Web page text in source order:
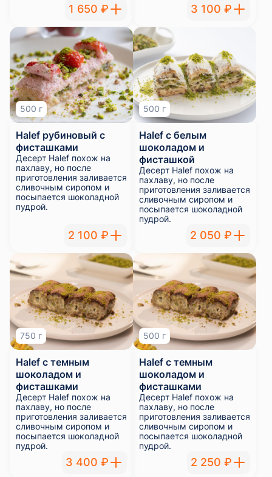
1 650 ₽ 3 100 ₽
500 г
Halef рубиновый с
фисташками
Десерт Halef похож на
пахлаву, но после
приготовления заливается
сливочным сиропом и
посыпается шоколадной
пудрой.
2 100 ₽
500 г
Halef с белым
шоколадом и
фисташкой
Десерт Halef похож на
пахлаву, но после
приготовления заливается
сливочным сиропом и
посыпается шоколадной
пудрой.
2 050 ₽
750 г
Halef с темным
шоколадом и
фисташками
Десерт Halef похож на
пахлаву, но после
приготовления заливается
сливочным сиропом и
посыпается шоколадной
пудрой.
3 400 ₽
500 г
Halef с темным
шоколадом и
фисташками
Десерт Halef похож на
пахлаву, но после
приготовления заливается
сливочным сиропом и
посыпается шоколадной
пудрой.
2 250 ₽